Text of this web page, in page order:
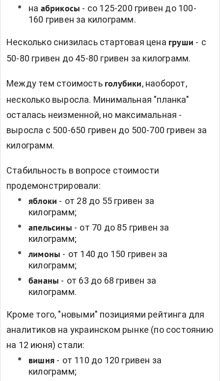
на абрикосы - со 125-200 гривен до 100-
160 гривен за килограмм.
Несколько снизилась стартовая цена груши - с
50-80 гривен до 45-80 гривен за килограмм.
Между тем стоимость голубики, наоборот,
несколько выросла. Минимальная "планка"
осталась неизменной, но максимальная -
выросла с 500-650 гривен до 500-700 гривен за
килограмм.
Стабильность в вопросе стоимости
продемонстрировали:
яблоки - от 28 до 55 гривен за
килограмм;
апельсины - от 70 до 85 гривен за
килограмм;
лимоны - от 140 до 150 гривен за
килограмм;
бананы - от 63 до 68 гривен за
килограмм.
Кроме того, "новыми" позициями рейтинга для
аналитиков на украинском рынке (по состоянию
на 12 июня) стали:
вишня - от 110 до 120 гривен за
килограмм;